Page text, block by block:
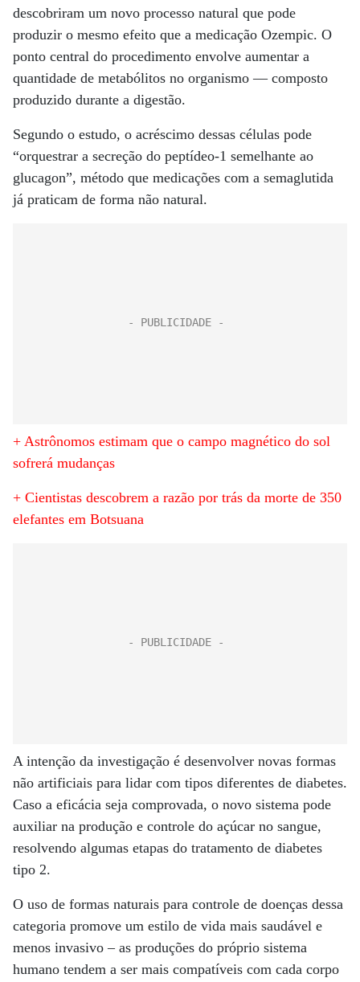
descobriram um novo processo natural que pode
produzir o mesmo efeito que a medicação Ozempic. O
ponto central do procedimento envolve aumentar a
quantidade de metabólitos no organismo — composto
produzido durante a digestão.
Segundo o estudo, o acréscimo dessas células pode
“orquestrar a secreção do peptídeo-1 semelhante ao
glucagon”, método que medicações com a semaglutida
já praticam de forma não natural.
+ Astrônomos estimam que o campo magnético do sol
sofrerá mudanças
+ Cientistas descobrem a razão por trás da morte de 350
elefantes em Botsuana
A intenção da investigação é desenvolver novas formas
não artificiais para lidar com tipos diferentes de diabetes.
Caso a eficácia seja comprovada, o novo sistema pode
auxiliar na produção e controle do açúcar no sangue,
resolvendo algumas etapas do tratamento de diabetes
tipo 2.
O uso de formas naturais para controle de doenças dessa
categoria promove um estilo de vida mais saudável e
menos invasivo – as produções do próprio sistema
humano tendem a ser mais compatíveis com cada corpo